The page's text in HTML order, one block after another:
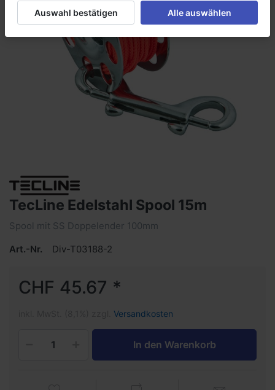
TecLine Edelstahl Spool 15m
Spool mit SS Doppelender 100mm
Art.-Nr.
Div-T03188-2
CHF 45.67 *
Versandkosten
In den Warenkorb
Auswahl bestätigen Alle auswählen